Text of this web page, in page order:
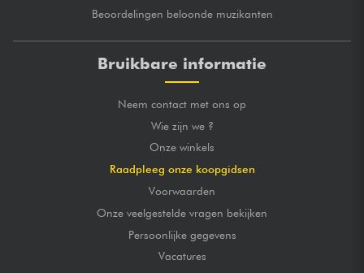
Beoordelingen beloonde muzikanten
Bruikbare informatie
Neem contact met ons op
Wie zijn we ?
Onze winkels
Raadpleeg onze koopgidsen
Voorwaarden
Onze veelgestelde vragen bekijken
Persoonlijke gegevens
Vacatures